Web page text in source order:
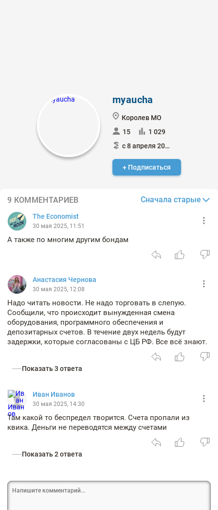
myaucha
Королев МО
15
1 029
с 8 апреля 2024
+ Подписаться
9 КОММЕНТАРИЕВ Сначала старые
The Economist
30 мая 2025, 11:51
А также по многим другим бондам
Анастасия Чернова
30 мая 2025, 12:08
Надо читать новости. Не надо торговать в слепую.
Сообщили, что происходит вынужденная смена
оборудования, программного обеспечения и
депозитарных счетов. В течение двух недель будут
задержки, которые согласованы с ЦБ РФ. Все всё знают.
Показать 3 ответа
Иван Иванов
30 мая 2025, 14:30
Там какой то беспредел творится. Счета пропали из
квика. Деньги не переводятся между счетами
Показать 2 ответа